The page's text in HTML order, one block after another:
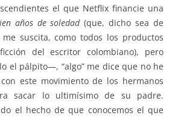
el que Netflix financie una
años de soledad(que, dicho sea de
suscita, como todos los productos
del escritor colombiano), pero
el pálpito—, “algo” me dice que no he
este movimiento de los hermanos
sacar lo ultimísimo de su padre.
el hecho de que conocemos el que